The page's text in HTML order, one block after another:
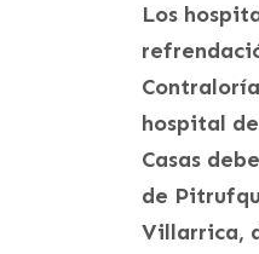
Los
hospital
Casas
de
Villarrica,